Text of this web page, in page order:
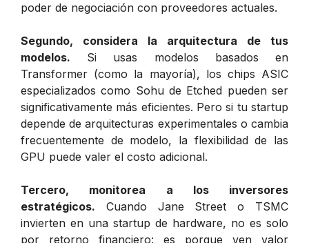
poder de negociación con proveedores actuales.
Segundo, considera la arquitectura de tus
modelos. Si usas modelos basados en
Transformer (como la mayoría), los chips ASIC
especializados como Sohu de Etched pueden ser
significativamente más eficientes. Pero si tu startup
depende de arquitecturas experimentales o cambia
frecuentemente de modelo, la flexibilidad de las
GPU puede valer el costo adicional.
Tercero, monitorea a los inversores
estratégicos. Cuando Jane Street o TSMC
invierten en una startup de hardware, no es solo
por retorno financiero: es porque ven valor